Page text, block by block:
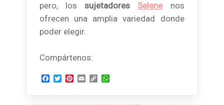
pero, lossujetadores Selene nos
ofrecen una amplia variedad donde
poder elegir.
Compártenos:
Facebook
TwitterPinterest
EmailCopyWhatsApp